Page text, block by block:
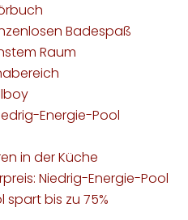
Badespaß
Raum
Energie-Pool
in der Küche
Niedrig-Energie-Pool
spart bis zu 75%